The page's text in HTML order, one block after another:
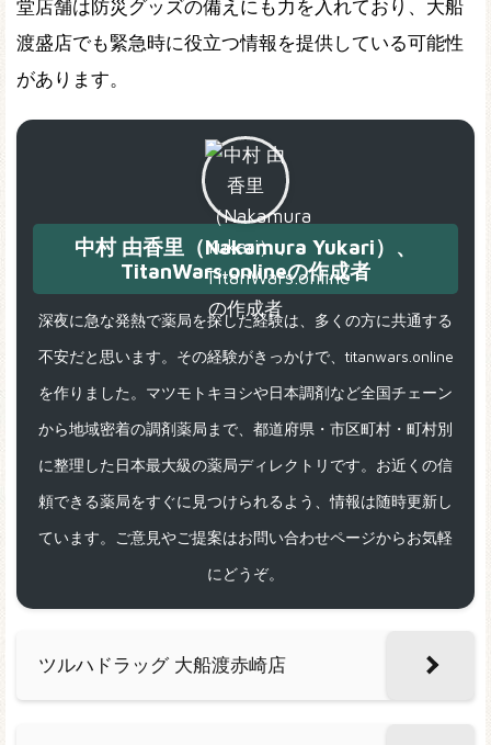
堂店舗は防災グッズの備えにも力を入れており、大船
渡盛店でも緊急時に役立つ情報を提供している可能性
があります。
中村 由香里（Nakamura Yukari）、
TitanWars.onlineの作成者
深夜に急な発熱で薬局を探した経験は、多くの方に共通する
不安だと思います。その経験がきっかけで、titanwars.online
を作りました。マツモトキヨシや日本調剤など全国チェーン
から地域密着の調剤薬局まで、都道府県・市区町村・町村別
に整理した日本最大級の薬局ディレクトリです。お近くの信
頼できる薬局をすぐに見つけられるよう、情報は随時更新し
ています。ご意見やご提案はお問い合わせページからお気軽
にどうぞ。
ツルハドラッグ 大船渡赤崎店